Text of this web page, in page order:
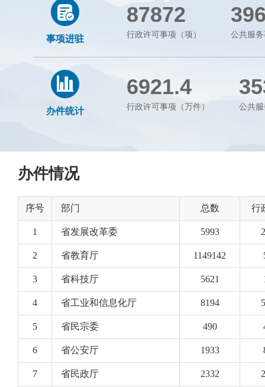
事项进驻
87872
行政许可事项（项） 公共服
办件统计
6921.4
行政许可事项（万件） 公共
办件情况